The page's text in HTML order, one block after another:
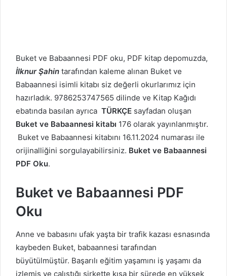
Buket ve Babaannesi PDF oku, PDF kitap depomuzda,
İlknur Şahin tarafından kaleme alınan Buket ve
Babaannesi isimli kitabı siz değerli okurlarımız için
hazırladık. 9786253747565 dilinde ve Kitap Kağıdı
ebatında basılan ayrıca TÜRKÇE sayfadan oluşan
Buket ve Babaannesi kitabı 176 olarak yayınlanmıştır.
Buket ve Babaannesi kitabını 16.11.2024 numarası ile
orijinalliğini sorgulayabilirsiniz. Buket ve Babaannesi
PDF Oku.
Buket ve Babaannesi PDF
Oku
Anne ve babasını ufak yaşta bir trafik kazası esnasında
kaybeden Buket, babaannesi tarafından
büyütülmüştür. Başarılı eğitim yaşamını iş yaşamı da
izlemiş ve çalıştığı şirkette kısa bir sürede en yüksek